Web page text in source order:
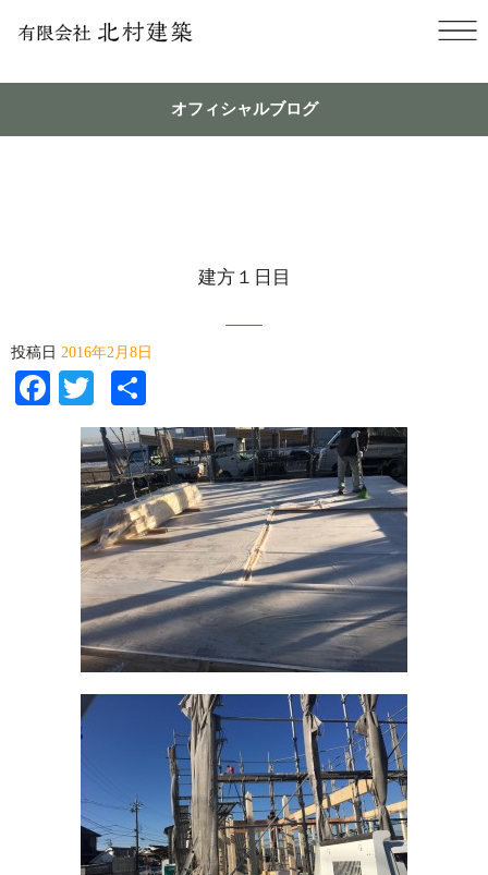
オフィシャルブログ
建方１日目
投稿日 2016年2月8日
Facebook
Twitter
有